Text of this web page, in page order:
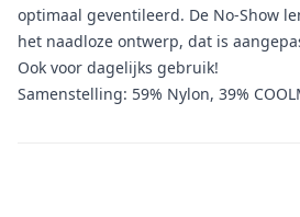
optimaal geventileerd. De No-Show
het naadloze ontwerp, dat is
Ook voor dagelijks gebruik!
Samenstelling: 59% Nylon, 39%